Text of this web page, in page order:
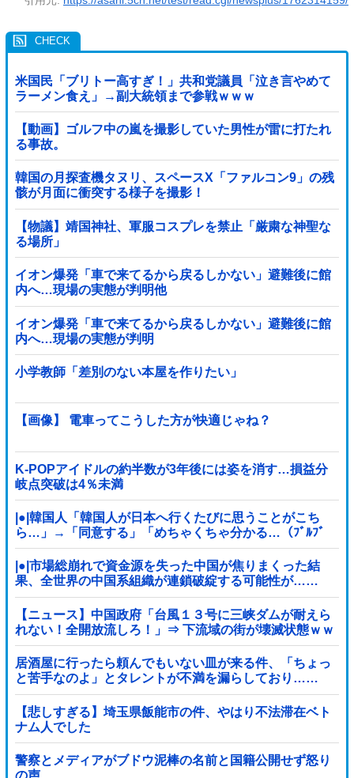
米国民「ブリトー高すぎ！」共和党議員「泣き言やめて
ラーメン食え」→副大統領まで参戦ｗｗｗ
【動画】ゴルフ中の嵐を撮影していた男性が雷に打たれ
る事故。
韓国の月探査機タヌリ、スペースX「ファルコン9」の残
骸が月面に衝突する様子を撮影！
【物議】靖国神社、軍服コスプレを禁止「厳粛な神聖な
る場所」
イオン爆発「車で来てるから戻るしかない」避難後に館
内へ…現場の実態が判明他
イオン爆発「車で来てるから戻るしかない」避難後に館
内へ…現場の実態が判明
小学教師「差別のない本屋を作りたい」
【画像】 電車ってこうした方が快適じゃね？
K-POPアイドルの約半数が3年後には姿を消す…損益分
岐点突破は4％未満
|●|韓国人「韓国人が日本へ行くたびに思うことがこち
ら…」→「同意する」「めちゃくちゃ分かる…（ﾌﾞﾙﾌﾞ
ﾙ」＝韓国の反応
|●|市場総崩れで資金源を失った中国が焦りまくった結
果、全世界の中国系組織が連鎖破綻する可能性が……
【ニュース】中国政府「台風１３号に三峡ダムが耐えら
れない！全開放流しろ！」⇒ 下流域の街が壊滅状態ｗｗ
ｗｗｗ
居酒屋に行ったら頼んでもいない皿が来る件、「ちょっ
と苦手なのよ」とタレントが不満を漏らしており……
【悲しすぎる】埼玉県飯能市の件、やはり不法滞在ベト
ナム人でした
警察とメディアがブドウ泥棒の名前と国籍公開せず怒り
の声